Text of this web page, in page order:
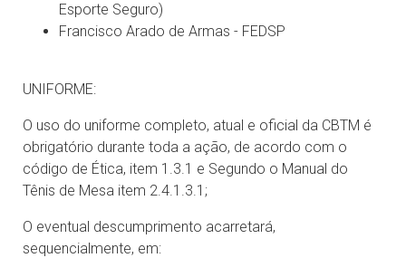
Esporte Seguro)
Francisco Arado de Armas - FEDSP
UNIFORME:
O uso do uniforme completo, atual e oficial da CBTM é
obrigatório durante toda a ação, de acordo com o
código de Ética, item 1.3.1 e Segundo o Manual do
Tênis de Mesa item 2.4.1.3.1;
O eventual descumprimento acarretará,
sequencialmente, em: